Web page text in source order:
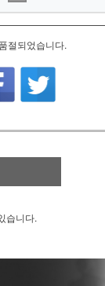
절되었습니다.
습니다.